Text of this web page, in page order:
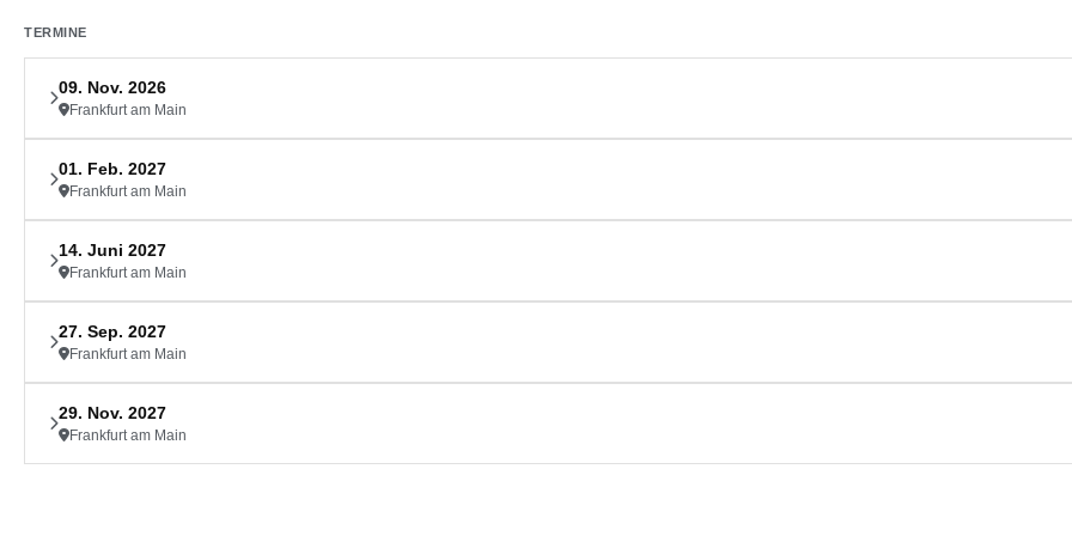
TERMINE
09. Nov. 2026
Frankfurt am Main
Uhrzeit
09:00 – 17:00 Uhr
Deutsch
Hanauer Landstraße 291 B, 60314 Frankfurt am Main
Ohne
Trainingspreis
01. Feb. 2027
Frankfurt am Main
Uhrzeit
09:00 – 17:00 Uhr
Deutsch
Hanauer Landstraße 291 B, 60314 Frankfurt am Main
Ohne
Trainingspreis
14. Juni 2027
Frankfurt am Main
Uhrzeit
09:00 – 17:00 Uhr
Englisch
Hanauer Landstraße 291 B, 60314 Frankfurt am Main
Ohne
27. Sep. 2027
Frankfurt am Main
Uhrzeit
09:00 – 17:00 Uhr
Hanauer Landstraße 291 B, 60314 Frankfurt am Main
29. Nov. 2027
Frankfurt am Main